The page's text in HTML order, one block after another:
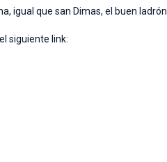
igual que san Dimas, el buen ladrón.
siguiente link: